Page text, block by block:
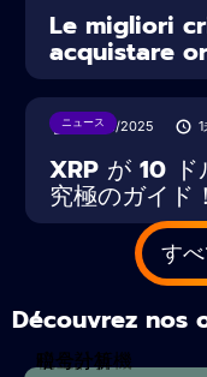
Le migliori
acquistare
ニュース
22/02/2025
XRP が 10 ド
究極のガイド！
す
Découvrez nos
税金計算機
暗号分析